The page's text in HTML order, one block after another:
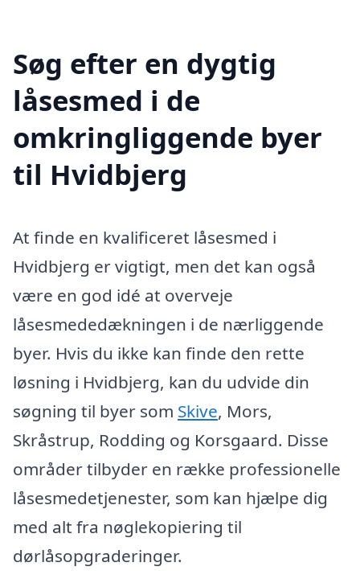
Søg efter en dygtig
låsesmed i de
omkringliggende byer
til Hvidbjerg
At finde en kvalificeret låsesmed i
Hvidbjerg er vigtigt, men det kan også
være en god idé at overveje
låsesmededækningen i de nærliggende
byer. Hvis du ikke kan finde den rette
løsning i Hvidbjerg, kan du udvide din
søgning til byer som Skive, Mors,
Skråstrup, Rodding og Korsgaard. Disse
områder tilbyder en række professionelle
låsesmedetjenester, som kan hjælpe dig
med alt fra nøglekopiering til
dørlåsopgraderinger.